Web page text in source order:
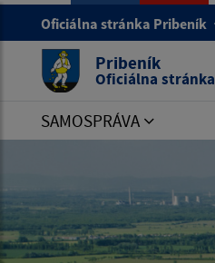
Oficiálna stránka Pribeník
Pribeník
Oficiálna stránka
SAMOSPRÁVA